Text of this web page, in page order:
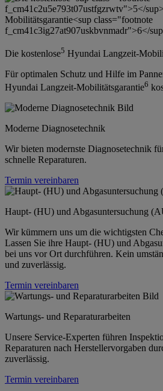
Die kostenlose5 Hyundai Langzeit-
Für optimalen Schutz und Hilfe im
Hyundai Langzeit-Mobilitätsgarantie6
Moderne Diagnosetechnik
Wir bieten modernste Diagnosetechnik
schnelle Reparaturen.
Termin vereinbaren
Haupt- (HU) und Abgasuntersuchung
Wir kümmern uns um die wichtigsten
Lassen Sie ihre Haupt- (HU) und
bei uns vor Ort durchführen. Kein
und zuverlässig.
Termin vereinbaren
Wartungs- und Reparaturarbeiten
Unsere Service-Experten führen
Reparaturen nach Herstellervorgaben
zuverlässig.
Termin vereinbaren